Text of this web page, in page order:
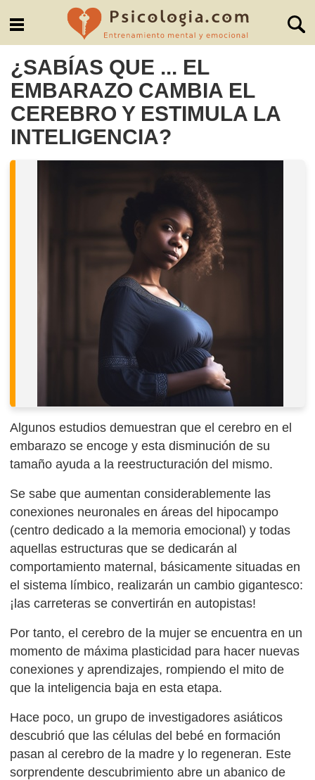
¿SABÍAS QUE ... EL
EMBARAZO CAMBIA EL
CEREBRO Y ESTIMULA LA
INTELIGENCIA?
Algunos estudios demuestran que el cerebro en el
embarazo se encoge y esta disminución de su
tamaño ayuda a la reestructuración del mismo.
Se sabe que aumentan considerablemente las
conexiones neuronales en áreas del hipocampo
(centro dedicado a la memoria emocional) y todas
aquellas estructuras que se dedicarán al
comportamiento maternal, básicamente situadas en
el sistema límbico, realizarán un cambio gigantesco:
¡las carreteras se convertirán en autopistas!
Por tanto, el cerebro de la mujer se encuentra en un
momento de máxima plasticidad para hacer nuevas
conexiones y aprendizajes, rompiendo el mito de
que la inteligencia baja en esta etapa.
Hace poco, un grupo de investigadores asiáticos
descubrió que las células del bebé en formación
pasan al cerebro de la madre y lo regeneran. Este
sorprendente descubrimiento abre un abanico de